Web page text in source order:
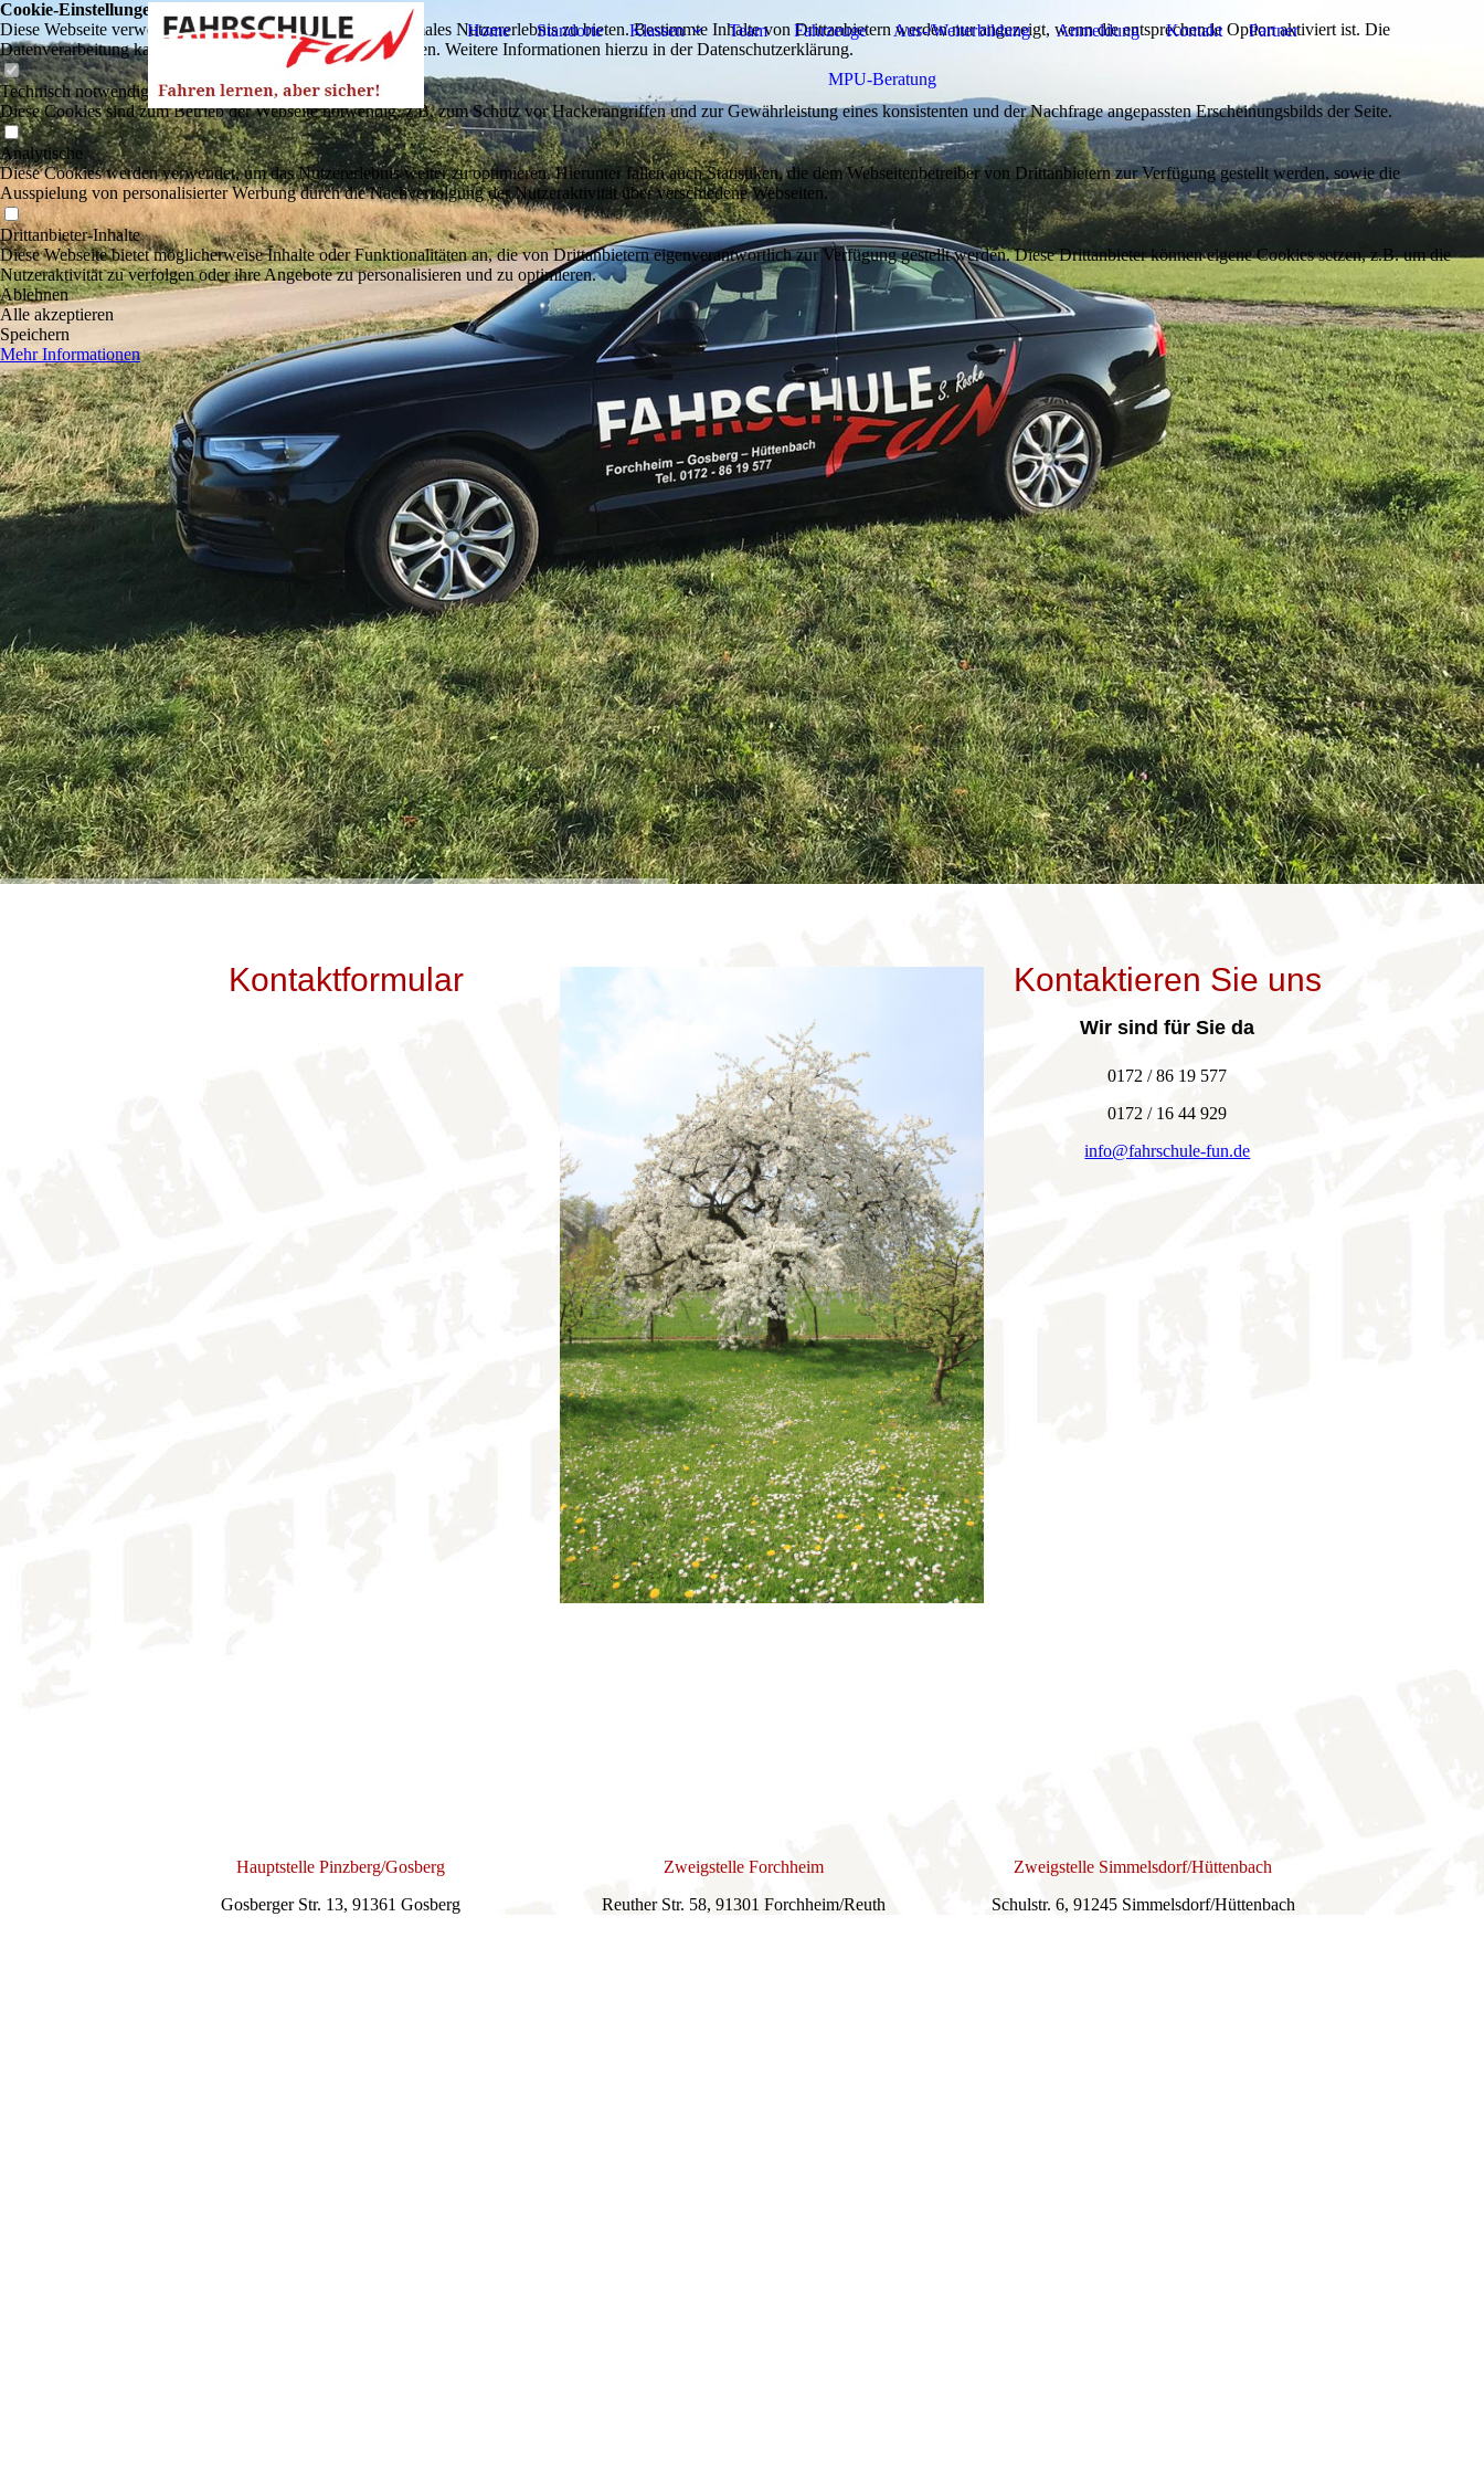
Home Standorte Klassen Team Fahrzeuge Aus-/Weiterbildung Anmeldung Kontakt Partner
MPU-Beratung
Kontaktformular Kontaktieren Sie uns
Wir sind für Sie da
0172 / 86 19 577
0172 / 16 44 929
info@fahrschule-fun.de
Hauptstelle Pinzberg/Gosberg
Gosberger Str. 13, 91361 Gosberg
Zweigstelle Forchheim
Reuther Str. 58, 91301 Forchheim/Reuth
Zweigstelle Simmelsdorf/Hüttenbach
Schulstr. 6, 91245 Simmelsdorf/Hüttenbach
Cookie-Einstellungen
Diese Webseite verwendet Cookies, um Besuchern ein optimales Nutzererlebnis zu bieten. Bestimmte Inhalte von Drittanbietern werden nur angezeigt, wenn die entsprechende Option aktiviert ist. Die
Datenverarbeitung kann dann auch in einem Drittland erfolgen. Weitere Informationen hierzu in der Datenschutzerklärung.
Technisch notwendige
Diese Cookies sind zum Betrieb der Webseite notwendig, z.B. zum Schutz vor Hackerangriffen und zur Gewährleistung eines konsistenten und der Nachfrage angepassten Erscheinungsbilds der Seite.
Analytische
Diese Cookies werden verwendet, um das Nutzererlebnis weiter zu optimieren. Hierunter fallen auch Statistiken, die dem Webseitenbetreiber von Drittanbietern zur Verfügung gestellt werden, sowie die
Ausspielung von personalisierter Werbung durch die Nachverfolgung der Nutzeraktivität über verschiedene Webseiten.
Drittanbieter-Inhalte
Diese Webseite bietet möglicherweise Inhalte oder Funktionalitäten an, die von Drittanbietern eigenverantwortlich zur Verfügung gestellt werden. Diese Drittanbieter können eigene Cookies setzen, z.B. um die
Nutzeraktivität zu verfolgen oder ihre Angebote zu personalisieren und zu optimieren.
Ablehnen
Alle akzeptieren
Speichern
Mehr Informationen